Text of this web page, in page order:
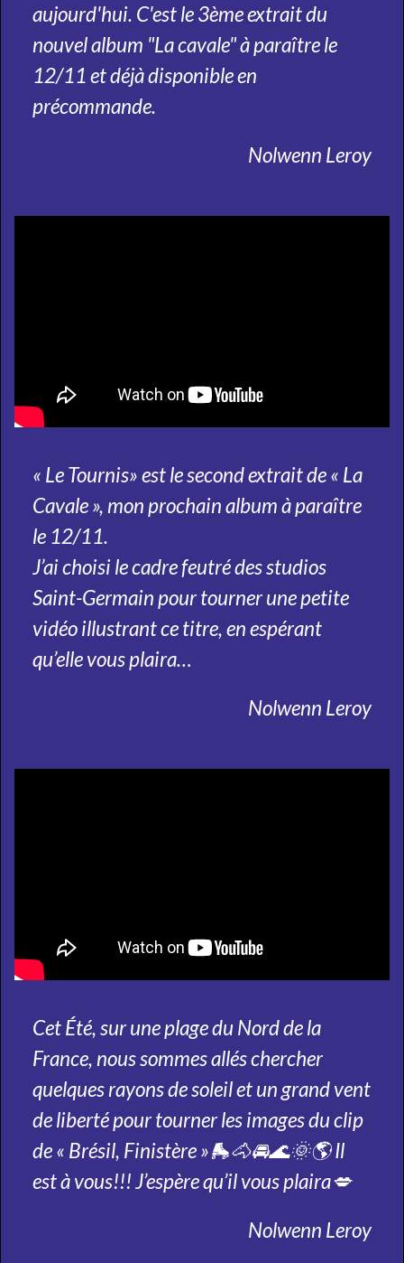
aujourd'hui. C'est le 3ème extrait du
nouvel album "La cavale" à paraître le
12/11 et déjà disponible en
précommande.
Nolwenn Leroy
« Le Tournis» est le second extrait de « La
Cavale », mon prochain album à paraître
le 12/11.
J’ai choisi le cadre feutré des studios
Saint-Germain pour tourner une petite
vidéo illustrant ce titre, en espérant
qu’elle vous plaira…
Nolwenn Leroy
Cet Été, sur une plage du Nord de la
France, nous sommes allés chercher
quelques rayons de soleil et un grand vent
de liberté pour tourner les images du clip
de « Brésil, Finistère »🛼🐴🚘🌊🌞🌎 Il
est à vous!!! J’espère qu’il vous plaira💋
Nolwenn Leroy